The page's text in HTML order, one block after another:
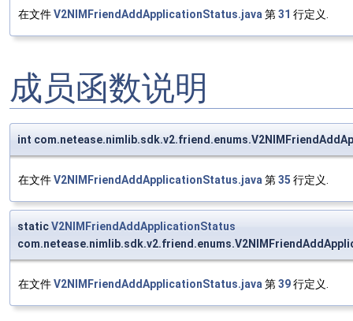
在文件V2NIMFriendAddApplicationStatus.java第31 行定义.
成员函数说明
int
在文件V2NIMFriendAddApplicationStatus.java 第35 行定义.
staticV2NIMFriendAddApplicationStatus
在文件V2NIMFriendAddApplicationStatus.java 第39行定义.